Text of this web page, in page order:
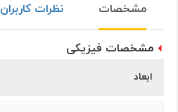
مشخصات نظرات کاربران
مشخصات فیزیکی
ابعاد